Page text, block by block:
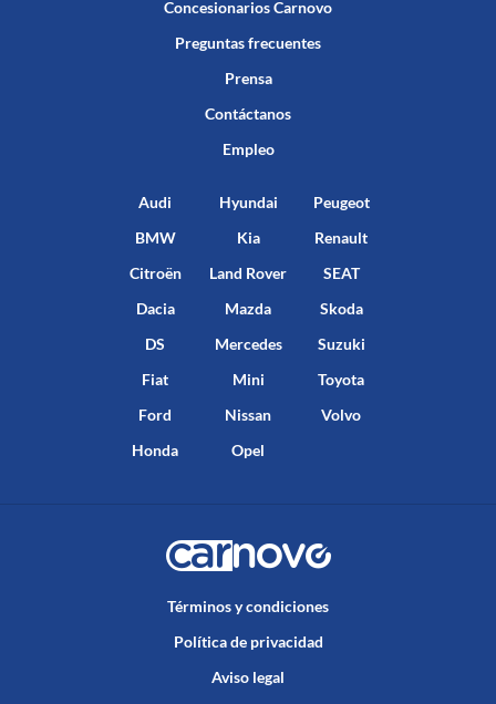
Concesionarios Carnovo
Preguntas frecuentes
Prensa
Contáctanos
Empleo
Audi
BMW
Citroën
Dacia
DS
Fiat
Ford
Honda
Hyundai
Kia
Land Rover
Mazda
Mercedes
Mini
Nissan
Opel
Peugeot
Renault
SEAT
Skoda
Suzuki
Toyota
Volvo
Términos y condiciones
Política de privacidad
Aviso legal